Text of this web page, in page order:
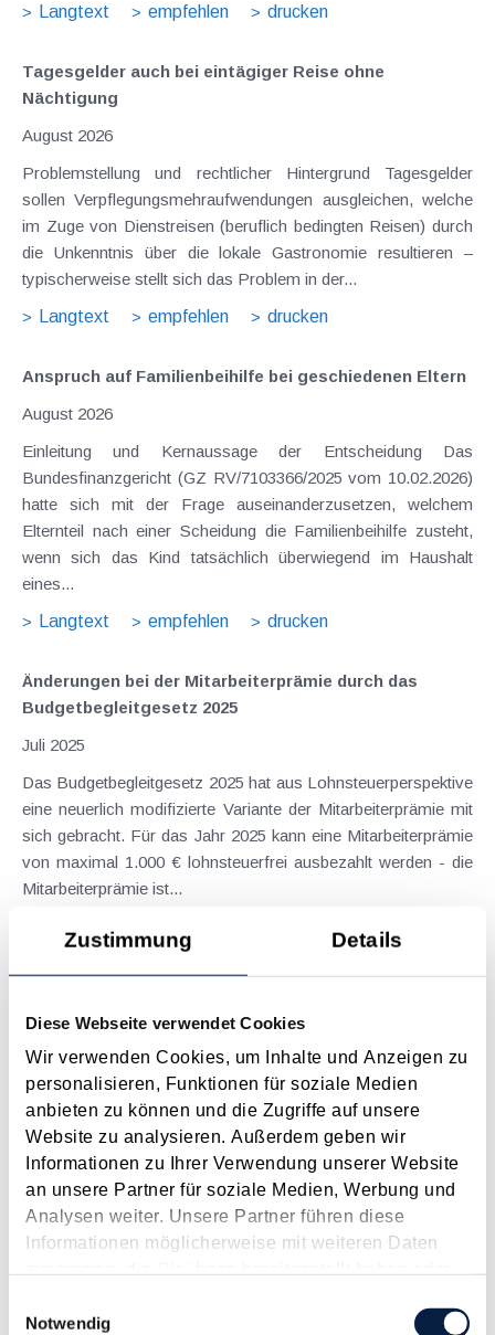
Zustimmung Details
Diese Webseite verwendet Cookies
Wir verwenden Cookies, um Inhalte und Anzeigen zu
personalisieren, Funktionen für soziale Medien
anbieten zu können und die Zugriffe auf unsere
Website zu analysieren. Außerdem geben wir
Informationen zu Ihrer Verwendung unserer Website
an unsere Partner für soziale Medien, Werbung und
Analysen weiter. Unsere Partner führen diese
Informationen möglicherweise mit weiteren Daten
gesammelt haben.
Notwendig
Langtext
empfehlen drucken
Tagesgelder auch bei eintägiger Reise ohne
Nächtigung
August 2026
Problemstellung und rechtlicher Hintergrund Tagesgelder
sollen Verpflegungsmehraufwendungen ausgleichen, welche
im Zuge von Dienstreisen (beruflich bedingten Reisen) durch
die Unkenntnis über die lokale Gastronomie resultieren –
typischerweise stellt sich das Problem in der...
Langtext
empfehlen drucken
Anspruch auf Familienbeihilfe bei geschiedenen Eltern
August 2026
Einleitung und Kernaussage der Entscheidung Das
Bundesfinanzgericht (GZ RV/7103366/2025 vom 10.02.2026)
hatte sich mit der Frage auseinanderzusetzen, welchem
Elternteil nach einer Scheidung die Familienbeihilfe zusteht,
wenn sich das Kind tatsächlich überwiegend im Haushalt
eines...
Langtext
empfehlen drucken
Änderungen bei der Mitarbeiterprämie durch das
Budgetbegleitgesetz 2025
Juli 2025
Das Budgetbegleitgesetz 2025 hat aus Lohnsteuerperspektive
eine neuerlich modifizierte Variante der Mitarbeiterprämie mit
sich gebracht. Für das Jahr 2025 kann eine Mitarbeiterprämie
von maximal 1.000 € lohnsteuerfrei ausbezahlt werden - die
Mitarbeiterprämie ist...
Dezember 2013
Das Service-Entgelt für die E-Card wird für 2014 um 0,3 € auf
10,3 € erhöht . Neu ist eine Befreiung für mitversicherte
Ehegatten, eingetragene Partner oder Lebensgefährten.
Befreiungen bestehen auch weiterhin wie bisher für
mitversicherte...
empfehlen
Kostendeckung bei Freizeitunfällen